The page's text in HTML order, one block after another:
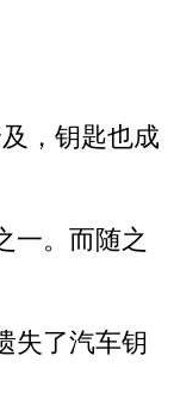
，钥匙也成
一。而随之
失了汽车钥